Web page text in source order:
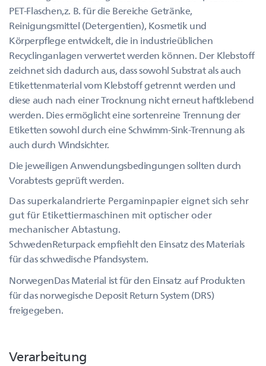
PET-Flaschen,z. B. für die Bereiche Getränke,
Reinigungsmittel (Detergentien), Kosmetik und
Körperpflege entwickelt, die in industrieüblichen
Recyclinganlagen verwertet werden können. Der Klebstoff
zeichnet sich dadurch aus, dass sowohl Substrat als auch
Etikettenmaterial vom Klebstoff getrennt werden und
diese auch nach einer Trocknung nicht erneut haftklebend
werden. Dies ermöglicht eine sortenreine Trennung der
Etiketten sowohl durch eine Schwimm-Sink-Trennung als
auch durch Windsichter.
Die jeweiligen Anwendungsbedingungen sollten durch
Vorabtests geprüft werden.
Das superkalandrierte Pergaminpapier eignet sich sehr
gut für Etikettiermaschinen mit optischer oder
mechanischer Abtastung.
SchwedenReturpack empfiehlt den Einsatz des Materials
für das schwedische Pfandsystem.
NorwegenDas Material ist für den Einsatz auf Produkten
für das norwegische Deposit Return System (DRS)
freigegeben.
Verarbeitung